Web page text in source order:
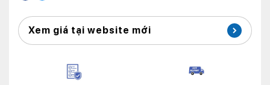
Xem giá tại website mới